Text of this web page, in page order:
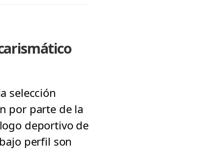
selección
por parte de la
deportivo de
perfil son